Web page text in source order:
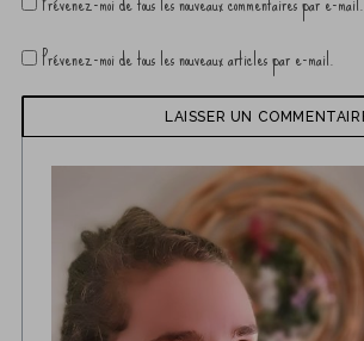
Prévenez-moi de tous les nouveaux articles par e-mail.